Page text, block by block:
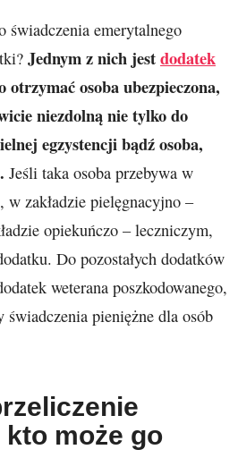
świadczenia emerytalnego
Jednym z nich jestdodatek
otrzymać osoba ubezpieczona,
niezdolną nie tylko do
egzystencji bądź osoba,
Jeśli taka osoba przebywa w
w zakładzie pielęgnacyjno –
opiekuńczo – leczniczym,
Do pozostałych dodatków
weterana poszkodowanego,
świadczenia pieniężne dla osób
może go